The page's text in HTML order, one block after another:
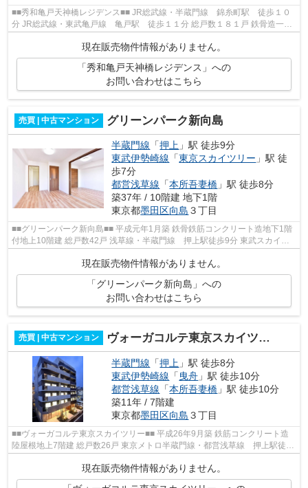
■■秀和亀戸天神橋レジデンス■■ JR総武線・半蔵門線 錦糸町駅 徒歩１０
分 JR総武線・東武亀戸線 亀戸駅 徒歩１１分 総戸数１８１戸 鉄骨造一部
鉄骨鉄筋コンクリート１１階建 昭和...
現在販売物件情報がありません。
「秀和亀戸天神橋レジデンス」への
お問い合わせはこちら
売買 | 中古マンション グリーンパーク新向島
半蔵門線 「押上 」駅 徒歩9分
東武伊勢崎線 「東京スカイツリー 」駅 徒
歩7分
都営浅草線 「本所吾妻橋 」駅 徒歩8分
築37年 / 10階建 地下1階
東京都墨田区向島 ３丁目
■■グリーンパーク新向島■■ 平成元年1月築 鉄骨鉄筋コンクリート造地下1階
付地上10階建 総戸数42戸 浅草線・半蔵門線 押上駅徒歩9分 東武スカイツ
現在販売物件情報がありません。
「グリーンパーク新向島」への
お問い合わせはこちら
売買 | 中古マンション ヴォーガコルテ東京スカイツリー
半蔵門線 「押上 」駅 徒歩8分
東武伊勢崎線 「曳舟 」駅 徒歩10分
都営浅草線 「本所吾妻橋 」駅 徒歩10分
築11年 / 7階建
東京都墨田区向島 ３丁目
■■ヴォーガコルテ東京スカイツリー■■ 平成26年9月築 鉄筋コンクリート造
陸屋根地上7階建 総戸数26戸 東京メトロ半蔵門線・都営浅草線 押上駅徒歩
現在販売物件情報がありません。